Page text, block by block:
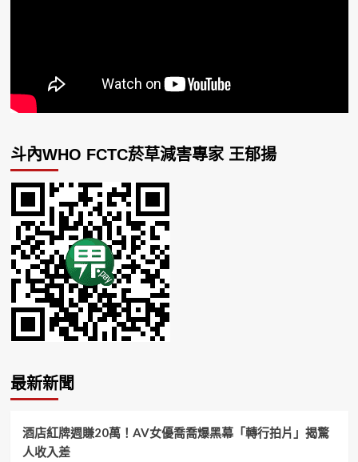
斗內WHO FCTC菸草減害專家 王郁揚
最新新聞
酒店紅牌週賺20萬！AV女優喬喬爆黑幕「轉行拍片」揭驚
人收入差